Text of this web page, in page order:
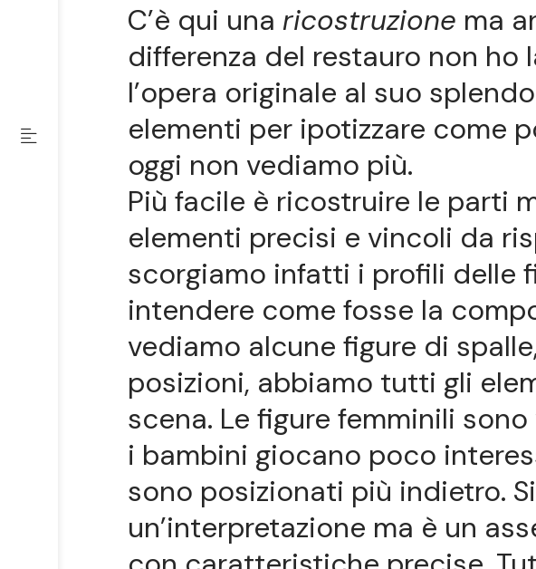
C’è qui una ricostruzione ma
differenza del restauro non ho
l’opera originale al suo
elementi per ipotizzare come
oggi non vediamo più.
Più facile è ricostruire le parti
elementi precisi e vincoli da
scorgiamo infatti i profili delle
intendere come fosse la
vediamo alcune figure di
posizioni, abbiamo tutti gli
scena. Le figure femminili
i bambini giocano poco
sono posizionati più indietro.
un’interpretazione ma è un